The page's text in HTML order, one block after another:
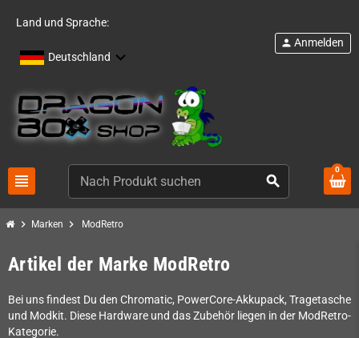
Land und Sprache:
Deutschland
view_headline search
person Anmelden
0
chevron_right Marken chevron_right ModRetro
Artikel der Marke ModRetro
Bei uns findest Du den Chromatic, PowerCore-Akkupack, Tragetasche
und Modkit. Diese Hardware und das Zubehör liegen in der ModRetro-
Kategorie.